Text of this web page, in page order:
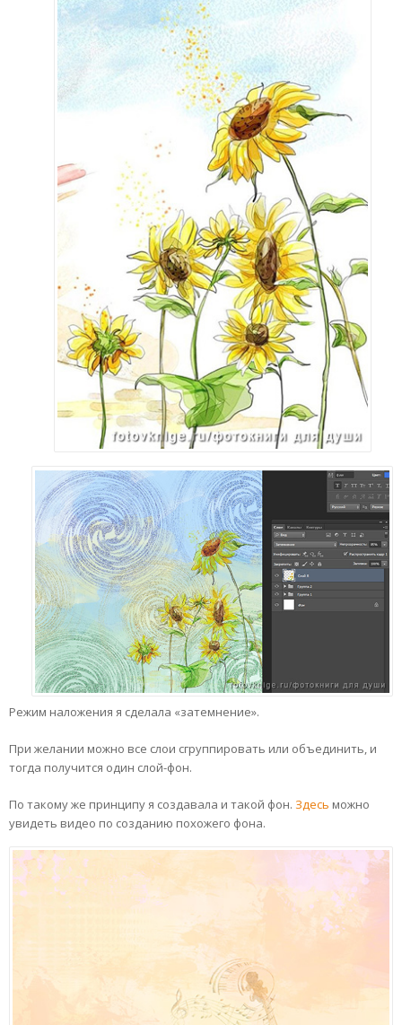
Режим наложения я сделала «затемнение».
При желании можно все слои сгруппировать или объединить, и
тогда получится один слой-фон.
По такому же принципу я создавала и такой фон. Здесь можно
увидеть видео по созданию похожего фона.